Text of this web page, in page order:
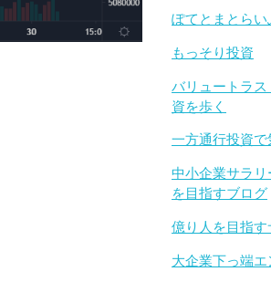
ぽてとまとらい
もっそり投資
バリュートラ
資を歩く
一方通行投資で
中小企業サラ
を目指すブログ
億り人を目指
大企業下っ端